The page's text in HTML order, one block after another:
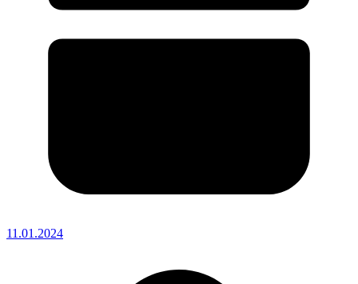
11.01.2024